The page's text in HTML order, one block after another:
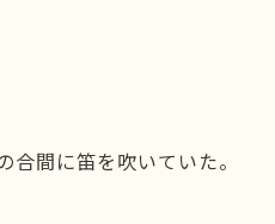
間に笛を吹いていた。